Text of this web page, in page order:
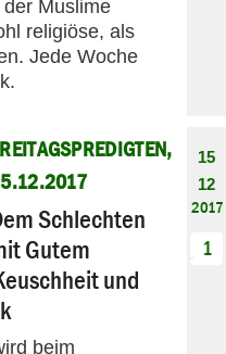
Muslime
religiöse, als
Jede Woche
Schlechten
Gutem
und
beim
15
12
2017
1